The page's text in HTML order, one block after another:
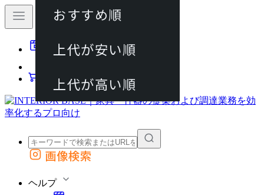
動画マニュアル
カート
外部サイトの商品をカートに追加
画像検索
ヘルプ
おすすめ順
上代が安い順
上代が高い順